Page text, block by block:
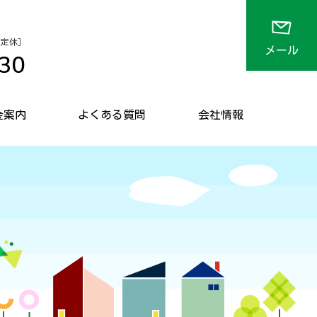
休］
メール
案内 よくある質問 会社情報